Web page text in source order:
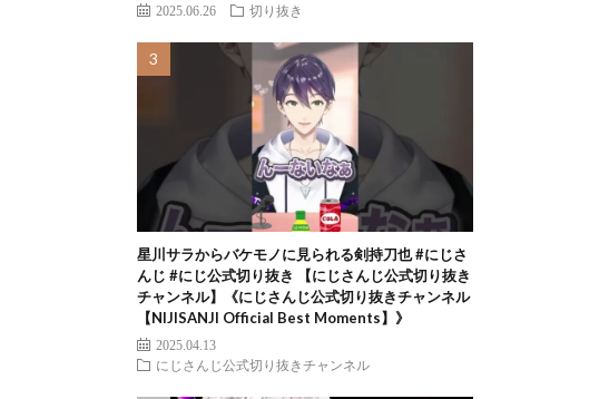
2025.06.26 切り抜き
星川サラからバケモノに見られる剣持刀也 #にじさ
んじ #にじ公式切り抜き 【にじさんじ公式切り抜き
チャンネル】《にじさんじ公式切り抜きチャンネル
【NIJISANJI Official Best Moments】》
2025.04.13
にじさんじ公式切り抜きチャンネル